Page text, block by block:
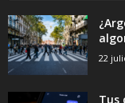
22
Tus